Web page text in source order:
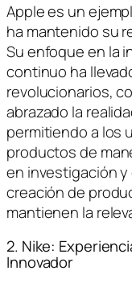
Apple es un
ha mantenido su
Su enfoque en la
continuo ha
revolucionarios,
abrazado la
permitiendo a los
productos de
en investigación y
creación de
mantienen la
2. Nike:
Innovador